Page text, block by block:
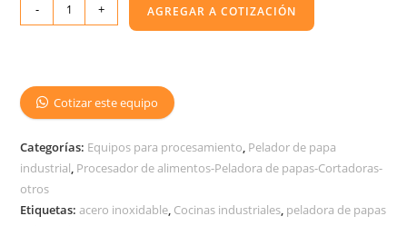
- + AGREGAR A COTIZACIÓN
Cotizar este equipo
Categorías: Equipos para procesamiento, Pelador de papa
industrial, Procesador de alimentos-Peladora de papas-Cortadoras-
otros
Etiquetas:acero inoxidable, Cocinas industriales, peladora de papas